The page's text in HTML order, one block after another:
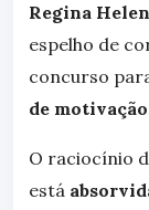
Regina
espelho de
concurso
de motivação
O raciocínio
está